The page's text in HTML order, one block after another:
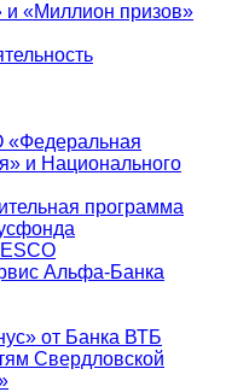
и «Миллион призов»
«Федеральная
и Национального
программа
Альфа-Банка
от Банка ВТБ
Свердловской